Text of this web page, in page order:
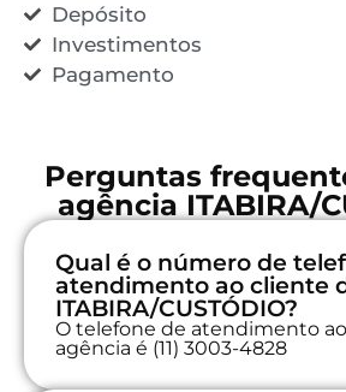
Depósito
Investimentos
Pagamento
Perguntas
agência ITABIRA/
Qual é o número de
atendimento ao cliente
ITABIRA/CUSTÓDIO?
O telefone de atendimento
agência é (11) 3003-4828